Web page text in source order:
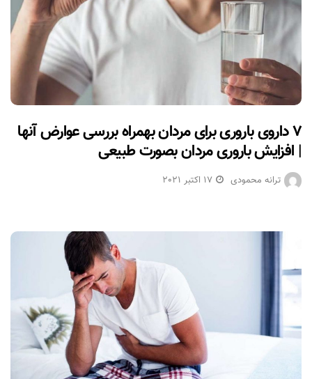
۷ داروی باروری برای مردان بهمراه بررسی عوارض آنها
| افزایش باروری مردان بصورت طبیعی
ترانه محمودی 17 اکتبر 2021